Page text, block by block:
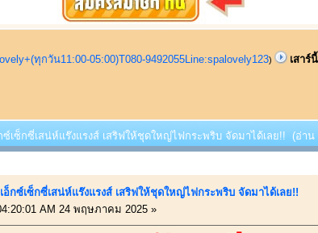
ทุกวัน11:00-05:00)T080-9492055Line:spalovely123)
เสาร์
ซ์เซ็กซี่เสน่ห์แร๊งแรงส์ เสริฟให้ชุดใหญ่ไฟกระพริบ จัดมาได้เลย!! (อ่าน
อ็กซ์เซ็กซี่เสน่ห์แร๊งแรงส์ เสริฟให้ชุดใหญ่ไฟกระพริบ จัดมาได้เลย!!
AM 24 พฤษภาคม 2025 »